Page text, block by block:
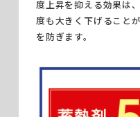
度上昇を抑える効果は
度も大きく下げること
を防ぎます。